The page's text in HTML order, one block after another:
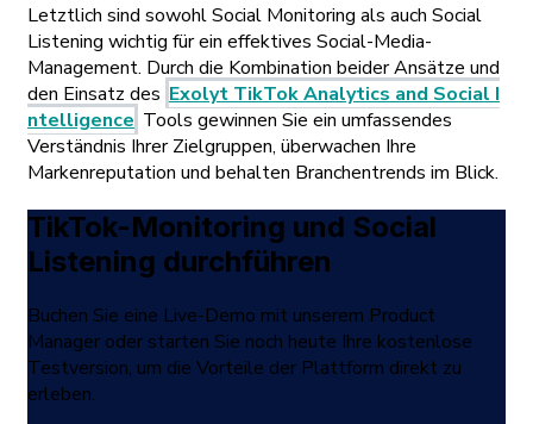
Letztlich sind sowohl Social Monitoring als auch Social
Listening wichtig für ein effektives Social-Media-
Management. Durch die Kombination beider Ansätze und
den Einsatz des Exolyt TikTok Analytics and Social I
ntelligence Tools gewinnen Sie ein umfassendes
Verständnis Ihrer Zielgruppen, überwachen Ihre
Markenreputation und behalten Branchentrends im Blick.
TikTok-Monitoring und Social
Listening durchführen
Buchen Sie eine Live-Demo mit unserem Product
Manager oder starten Sie noch heute Ihre kostenlose
Testversion, um die Vorteile der Plattform direkt zu
erleben.